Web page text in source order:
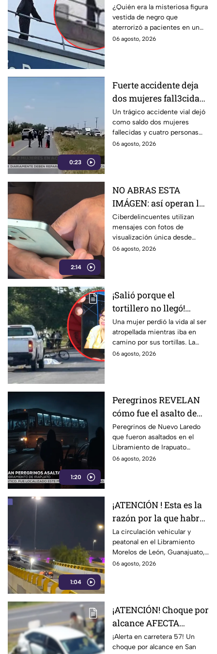
n3gro sobre un
hospital; aseguran era
‘LA MU3RTE’ que venía
por los enfermos
¿Quién era la misteriosa figura
vestida de negro que
aterrorizó a pacientes en un
hospital de Gales? Descubre la
06 agosto, 2026
0:23
Fuerte accidente deja
dos mujeres fall3cidas
y cuatro personas más
heridas
Un trágico accidente vial dejó
como saldo dos mujeres
fallecidas y cuatro personas
heridas. Cuerpos de
06 agosto, 2026
2:14
NO ABRAS ESTA
IMÁGEN: así operan los
“mensajes fantasma”, el
nuevo engaño de
ciberd3lincuentes
Ciberdelincuentes utilizan
mensajes con fotos de
visualización única desde
números desconocidos para
06 agosto, 2026
¡Salió porque el
tortillero no llegó!
Revelan la identidad de
la mujer que mur1o
atropell4da en el
bulevar “Las Torres” en
Una mujer perdió la vida al ser
atropellada mientras iba en
camino por sus tortillas. La
identidad de la víctima fue
06 agosto, 2026
1:20
Peregrinos REVELAN
cómo fue el asalto de
autobús en Guanajuato:
ASÍ los interceptaron
Peregrinos de Nuevo Laredo
que fueron asaltados en el
Libramiento de Irapuato
relataron cómo ocurrió la
06 agosto, 2026
1:04
¡ATENCIÓN ! Esta es la
razón por la que habrá
CIERRES en
Libramiento Morelos
de León durante al
menos 15 días
La circulación vehicular y
peatonal en el Libramiento
Morelos de León, Guanajuato,
presenta afectaciones por
06 agosto, 2026
¡ATENCIÓN! Choque por
alcance AFECTA
TRÁFICO carretera 57,
en Guanajuato; auto
¡Alerta en carretera 57! Un
choque por alcance en San